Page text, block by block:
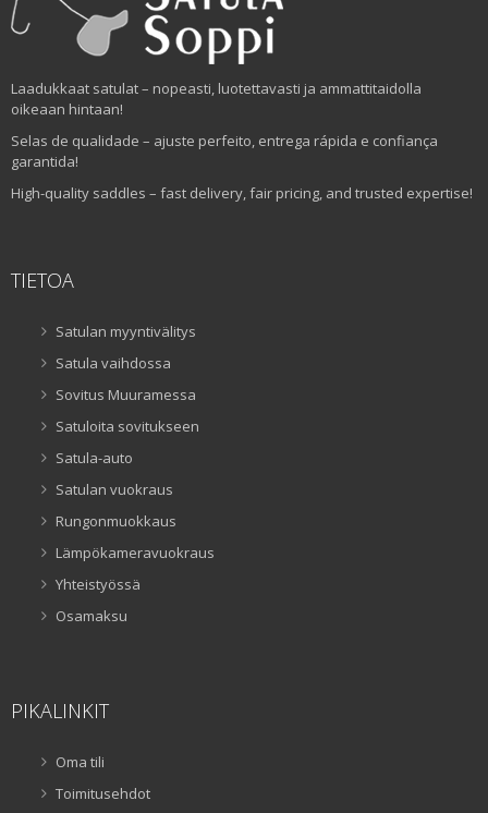
Laadukkaat satulat – nopeasti, luotettavasti ja ammattitaidolla
oikeaan hintaan!
Selas de qualidade – ajuste perfeito, entrega rápida e confiança
garantida!
High-quality saddles – fast delivery, fair pricing, and trusted expertise!
TIETOA
Satulan myyntivälitys
Satula vaihdossa
Sovitus Muuramessa
Satuloita sovitukseen
Satula-auto
Satulan vuokraus
Rungonmuokkaus
Lämpökameravuokraus
Yhteistyössä
Osamaksu
PIKALINKIT
Oma tili
Toimitusehdot